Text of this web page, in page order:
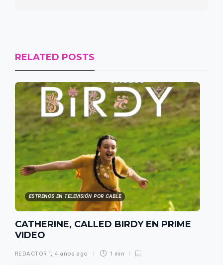
RELATED POSTS
ESTRENOS EN TELEVISIÓN POR CABLE
CATHERINE, CALLED BIRDY EN PRIME
VIDEO
REDACTOR 1, 4 años ago 1 min